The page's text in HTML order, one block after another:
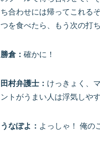
ち合わせには帰ってこれる
つを食べたら、もう次の打
勝倉： 確かに！
田村弁護士： けっきょく、
ントがうまい人は浮気しや
うなぽよ： よっしゃ！ 俺の